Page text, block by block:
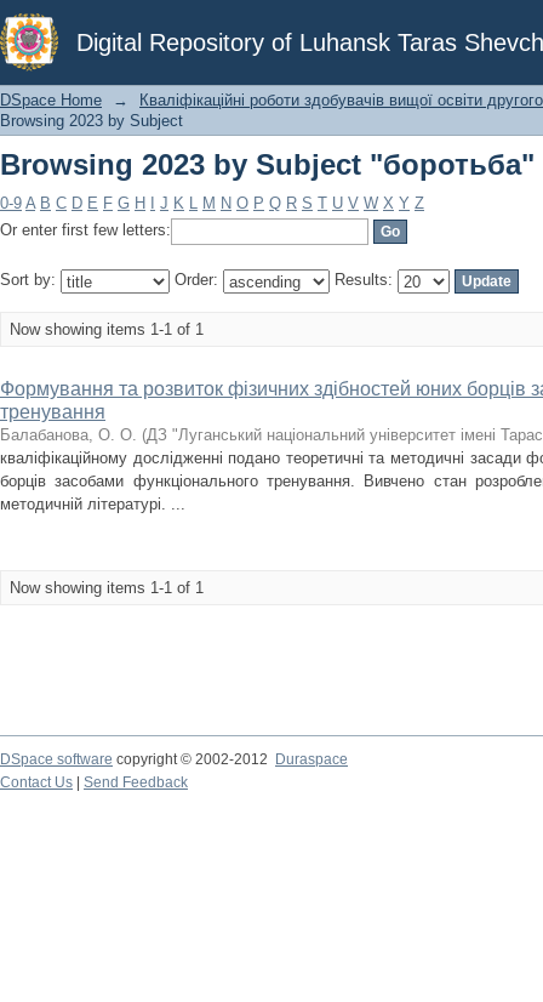
Digital Repository of Luhansk Taras
Browsing 2023 by Subject "боротьба"
DSpace Home →
Кваліфікаційні роботи здобувачів вищої освіти
Browsing 2023 by Subject
Browsing 2023 by Subject "боротьба"
0-9 A B C D E F G H J K L M N O P Q R S T U V W X Y Z
Or enter first few letters:
Sort by: Order: Results:
Now showing items 1-1 of 1
Формування та розвиток фізичних здібностей юних борців
тренування
Балабанова, О. О. (ДЗ "Луганський національний університет імені
кваліфікаційному дослідженні подано теоретичні та методичні засади
борців засобами функціонального тренування. Вивчено стан
методичній літературі. ...
Now showing items 1-1 of 1
DSpace software copyright © 2002-2012
Duraspace
Contact Us
Send Feedback